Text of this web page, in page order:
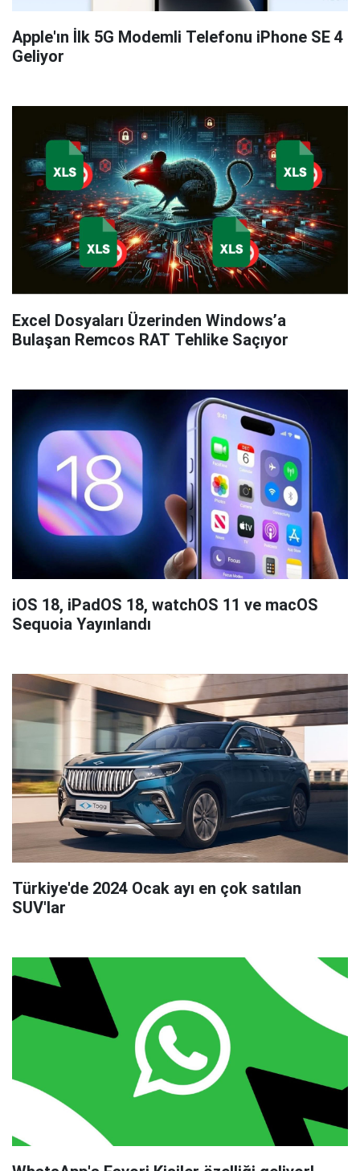
Apple'ın İlk 5G Modemli Telefonu iPhone SE 4
Geliyor
Excel Dosyaları Üzerinden Windows’a
Bulaşan Remcos RAT Tehlike Saçıyor
iOS 18, iPadOS 18, watchOS 11 ve macOS
Sequoia Yayınlandı
Türkiye'de 2024 Ocak ayı en çok satılan
SUV'lar